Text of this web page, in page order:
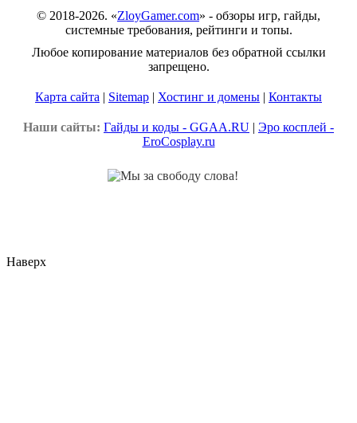
© 2018-2026. «ZloyGamer.com» - обзоры игр, гайды,
системные требования, рейтинги и топы.
Любое копирование материалов без обратной ссылки
запрещено.
Карта сайта | Sitemap | Хостинг и домены | Контакты
Наши сайты: Гайды и коды - GGAA.RU | Эро косплей -
EroCosplay.ru
Наверх